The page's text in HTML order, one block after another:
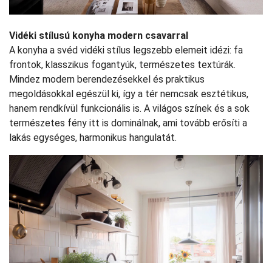
Vidéki stílusú konyha modern csavarral
A konyha a svéd vidéki stílus legszebb elemeit idézi: fa
frontok, klasszikus fogantyúk, természetes textúrák.
Mindez modern berendezésekkel és praktikus
megoldásokkal egészül ki, így a tér nemcsak esztétikus,
hanem rendkívül funkcionális is. A világos színek és a sok
természetes fény itt is dominálnak, ami tovább erősíti a
lakás egységes, harmonikus hangulatát.